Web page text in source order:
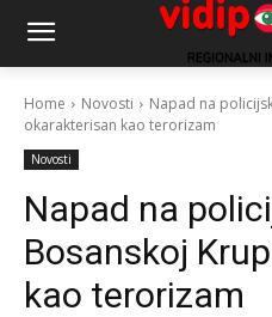
Home Novosti
Napad na
okarakterisan kao terorizam
Novosti
Napad na
Bosanskoj
kao terorizam